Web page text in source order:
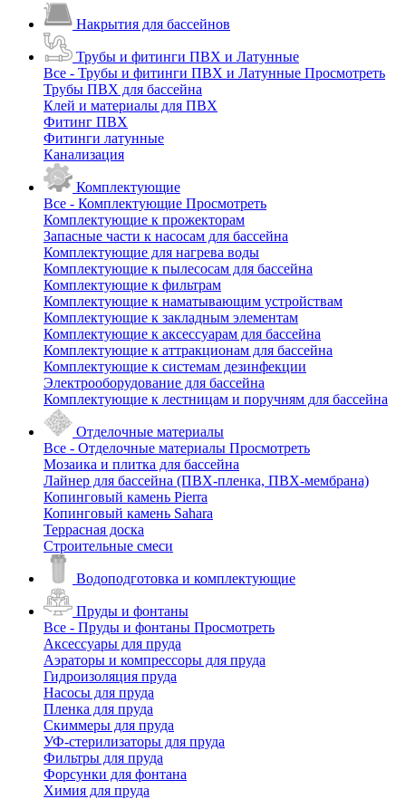
Накрытия для бассейнов
Трубы и фитинги ПВХ и Латунные
Все - Трубы и фитинги ПВХ и Латунные Просмотреть
Трубы ПВХ для бассейна
Клей и материалы для ПВХ
Фитинг ПВХ
Фитинги латунные
Канализация
Комплектующие
Все - Комплектующие Просмотреть
Комплектующие к прожекторам
Запасные части к насосам для бассейна
Комплектующие для нагрева воды
Комплектующие к пылесосам для бассейна
Комплектующие к фильтрам
Комплектующие к наматывающим устройствам
Комплектующие к закладным элементам
Комплектующие к аксессуарам для бассейна
Комплектующие к аттракционам для бассейна
Комплектующие к системам дезинфекции
Электрооборудование для бассейна
Комплектующие к лестницам и поручням для бассейна
Отделочные материалы
Все - Отделочные материалы Просмотреть
Мозаика и плитка для бассейна
Лайнер для бассейна (ПВХ-пленка, ПВХ-мембрана)
Копинговый камень Pierra
Копинговый камень Sahara
Террасная доска
Строительные смеси
Водоподготовка и комплектующие
Пруды и фонтаны
Все - Пруды и фонтаны Просмотреть
Аксессуары для пруда
Аэраторы и компрессоры для пруда
Гидроизоляция пруда
Насосы для пруда
Пленка для пруда
Скиммеры для пруда
УФ-стерилизаторы для пруда
Фильтры для пруда
Форсунки для фонтана
Химия для пруда